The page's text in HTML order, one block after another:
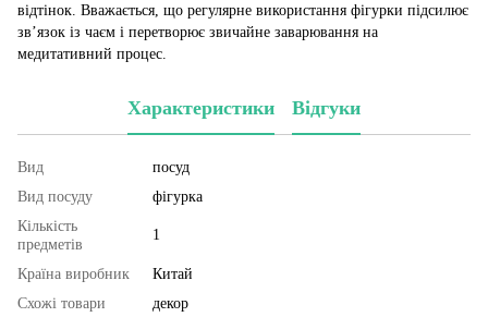
відтінок. Вважається, що регулярне використання фігурки підсилює
зв’язок із чаєм і перетворює звичайне заварювання на
медитативний процес.
Характеристики Відгуки
Вид
посуд
Вид посуду
фігурка
Кількість
предметів
1
Країна виробник
Китай
Схожі товари
декор